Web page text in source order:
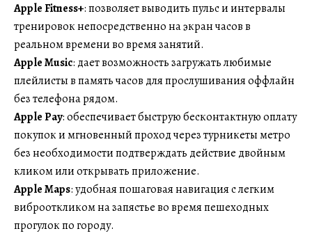
Apple Fitness+: позволяет выводить пульс и интервалы
тренировок непосредственно на экран часов в
реальном времени во время занятий.
Apple Music: дает возможность загружать любимые
плейлисты в память часов для прослушивания оффлайн
без телефона рядом.
Apple Pay: обеспечивает быструю бесконтактную оплату
покупок и мгновенный проход через турникеты метро
без необходимости подтверждать действие двойным
кликом или открывать приложение.
Apple Maps: удобная пошаговая навигация с легким
виброоткликом на запястье во время пешеходных
прогулок по городу.